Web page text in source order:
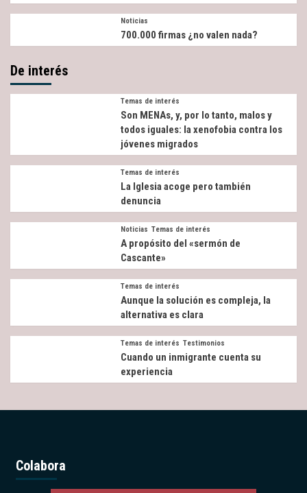
Noticias
700.000 firmas ¿no valen nada?
De interés
Temas de interés
Son MENAs, y, por lo tanto, malos y
todos iguales: la xenofobia contra los
jóvenes migrados
Temas de interés
La Iglesia acoge pero también
denuncia
Noticias Temas de interés
A propósito del «sermón de
Cascante»
Temas de interés
Aunque la solución es compleja, la
alternativa es clara
Temas de interés Testimonios
Cuando un inmigrante cuenta su
experiencia
Colabora